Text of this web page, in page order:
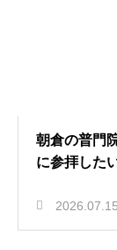
朝倉の普門
に参拝した
2026.07.15